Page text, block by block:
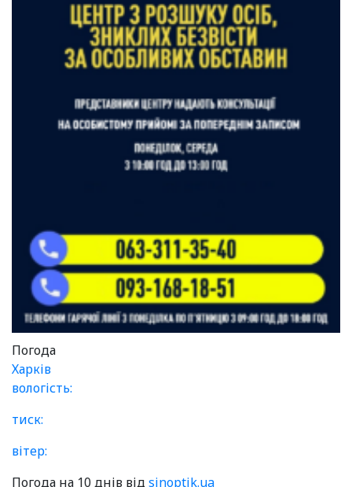
Погода
Харків
вологість:
тиск:
вітер:
Погода на 10 днів відsinoptik.ua